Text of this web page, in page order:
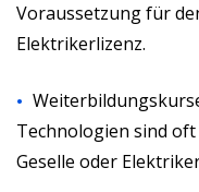
Voraussetzung für
Elektrikerlizenz.
Technologien sind
Geselle oder